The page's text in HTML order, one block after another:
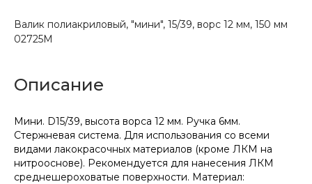
Валик полиакриловый, "мини", 15/39, ворс 12 мм, 150 мм
02725М
Описание
Мини. D15/39, высота ворса 12 мм. Ручка 6мм.
Стержневая система. Для использования со всеми
видами лакокрасочных материалов (кроме ЛКМ на
нитрооснове). Рекомендуется для нанесения ЛКМ
среднешероховатые поверхности. Материал: